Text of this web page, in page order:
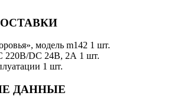
модель m142 1 шт.
220В/DC 24В, 2А 1 шт.
1 шт.
ДАННЫЕ